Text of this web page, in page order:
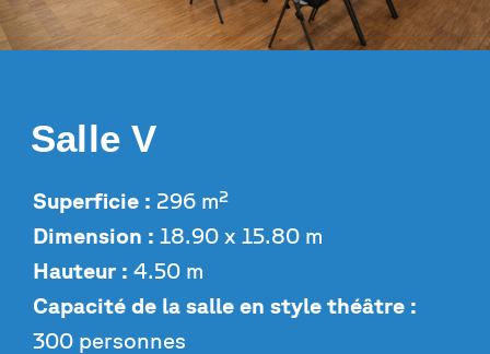
Salle V
Superficie : 296 m²
Dimension : 18.90 x 15.80 m
Hauteur : 4.50 m
Capacité de la salle en style théâtre :
300 personnes